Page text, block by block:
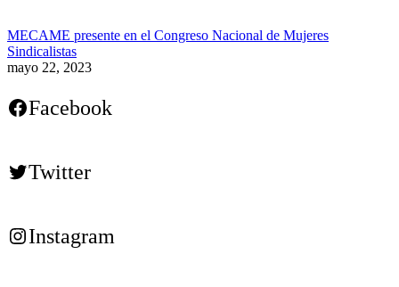
MECAME presente en el Congreso Nacional de Mujeres
Sindicalistas
mayo 22, 2023
Facebook
Twitter
Instagram